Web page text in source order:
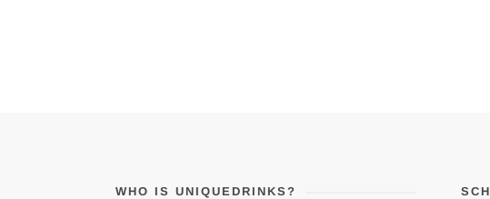
WHO IS UNIQUEDRINKS?